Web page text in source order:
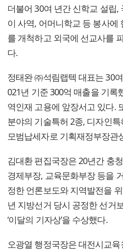
더불어 30여 년간 신학교 설립,
이 사역, 어머니학교 등 봉사에
를 개척하고 외국에 선교사를
다.
정태완 ㈜석림랩텍 대표는 30
021년 기준 300억 매출을 기록
역인재 고용에 앞장서고 있다.
분야의 기술특허 2종, 디자인
모범납세자로 기획재정부장관
김대환 편집국장은 20년간 충
경제부장, 교육문화부장 등을
정한 언론보도와 지역발전을
년 지방선거 당시 공정한 선거
‘이달의 기자상’을 수상했다.
오광열 행정국장은 대전시교